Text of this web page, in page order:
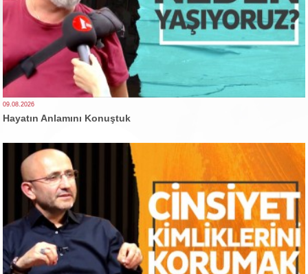
09.08.2026
Hayatın Anlamını Konuştuk